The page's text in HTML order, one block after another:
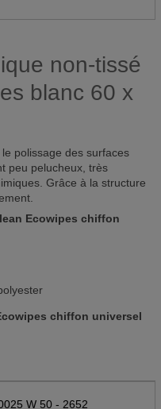
non-tissé
blanc 60 x
polissage des surfaces
peu pelucheux, très
Grâce à la structure
Ecowipes chiffon
chiffon universel
W 50 - 2652